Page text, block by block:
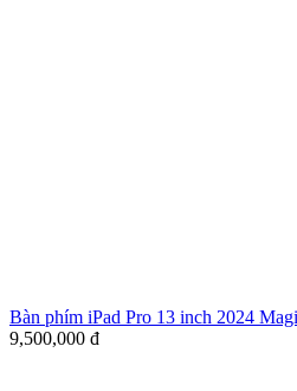
Bàn phím iPad Pro 13 inch 2024
9,500,000 đ